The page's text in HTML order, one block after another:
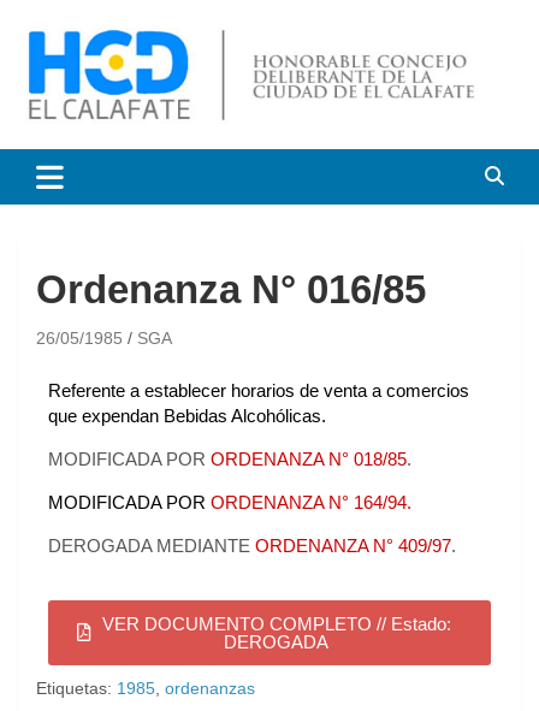
Honorable Concejo
Deliberante de El Calafate
Ordenanza N° 016/85
26/05/1985 SGA
Referente a establecer horarios de venta a comercios
que expendan Bebidas Alcohólicas.
MODIFICADA POR ORDENANZA N° 018/85.
MODIFICADA POR ORDENANZA N° 164/94.
DEROGADA MEDIANTE ORDENANZA N° 409/97.
VER DOCUMENTO COMPLETO // Estado:
DEROGADA
Etiquetas: 1985 ordenanzas